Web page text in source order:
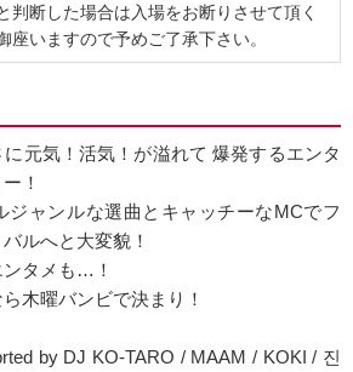
判断した場合は入場をお断りさせて頂く
座いますので予めご了承下さい。
元気！活気！が溢れて 爆発するエンタ
！
ジャンルな選曲とキャッチーなMCでフ
ルへと大変貌！
タメも…！
木曜バンビで決まり！
by DJ KO-TARO / MAAM / KOKI / 진